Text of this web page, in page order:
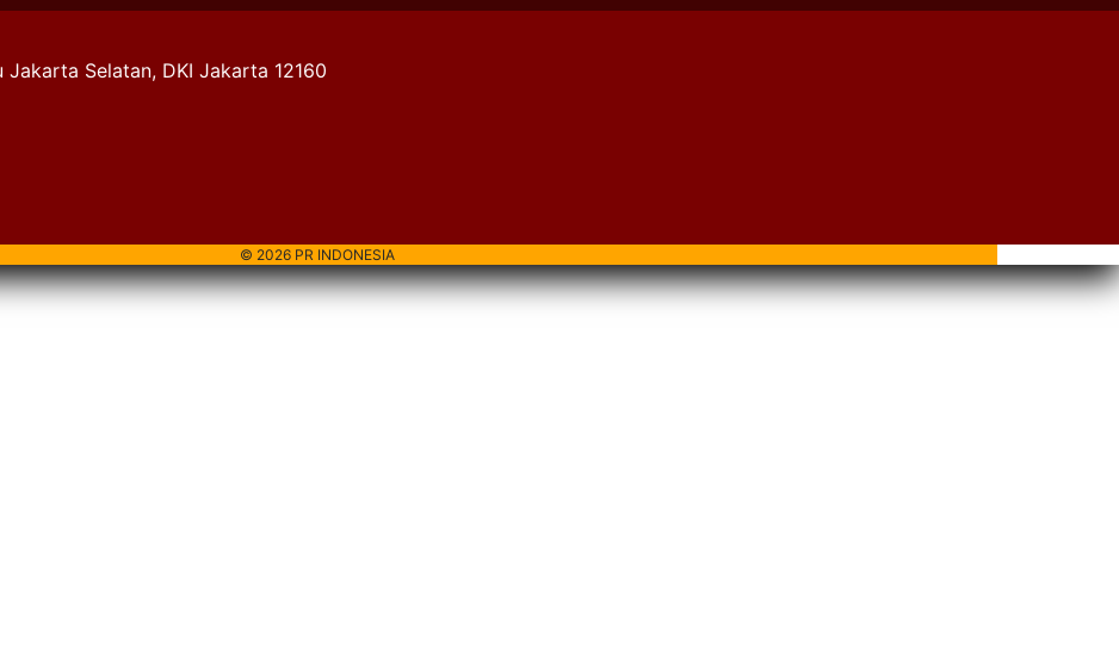
Selatan, DKI Jakarta 12160
© 2026 PR INDONESIA